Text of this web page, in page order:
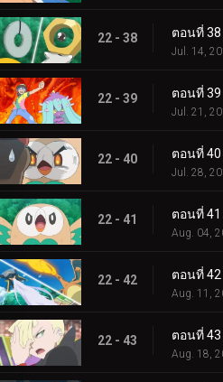
22 - 38 ตอนที่
Jul. 14,
22 - 39
Jul. 21,
22 - 40
Jul. 28,
22 - 41 ตอนที่
Aug. 04,
22 - 42
Aug. 11,
22 - 43 ตอนที่
Aug. 18,